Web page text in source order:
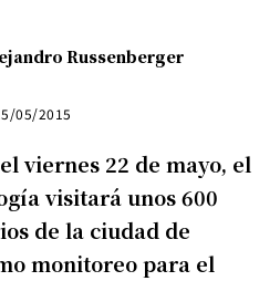
Russenberger
05/2015
viernes 22 de mayo, el
visitará unos 600
de la ciudad de
monitoreo para el